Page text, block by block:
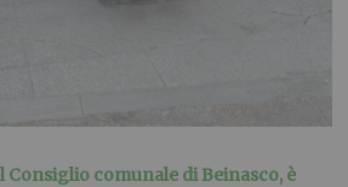
Consiglio comunale di Beinasco, è